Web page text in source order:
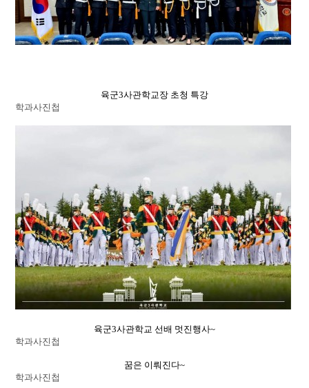
육군3사관학교장 초청 특강
학과사진첩
육군3사관학교 선배 멋진행사~
학과사진첩
꿈은 이뤄진다~
학과사진첩